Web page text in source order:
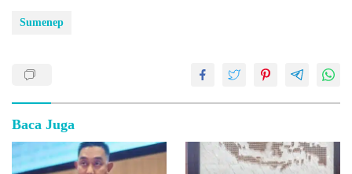
Sumenep
Baca Juga